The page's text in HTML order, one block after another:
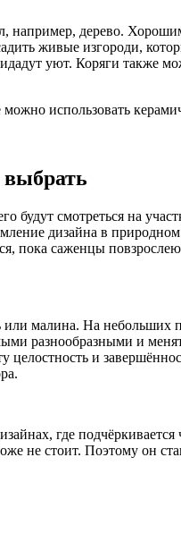
дерево.
живые изгороди,
уют. Коряги также
использовать
смотреться на
дизайна в природном
пока саженцы
малина. На
разнообразными и
целостность и
где подчёркивается
не стоит. Поэтому он